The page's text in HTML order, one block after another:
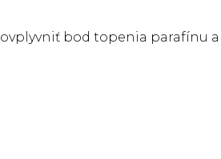
bod topenia parafínu a